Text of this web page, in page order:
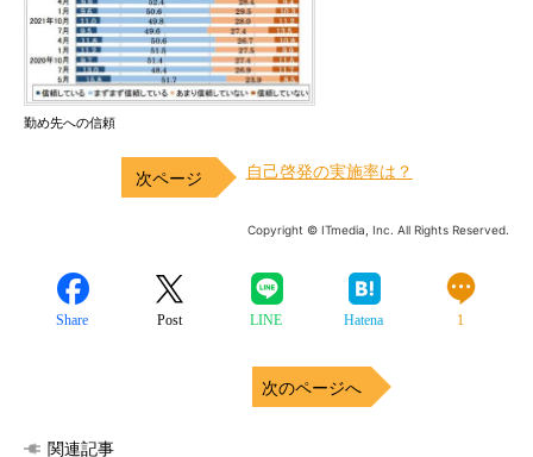
勤め先への信頼
自己啓発の実施率は？
Copyright © ITmedia, Inc. All Rights Reserved.
Share Post LINE Hatena 1
次のページへ
関連記事